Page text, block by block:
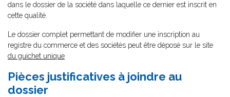
dans le dossier de la société dans laquelle ce dernier est inscrit en
cette qualité.
Le dossier complet permettant de modifier une inscription au
registre du commerce et des sociétés peut être déposé sur le site
du guichet unique
Pièces justificatives à joindre au
dossier